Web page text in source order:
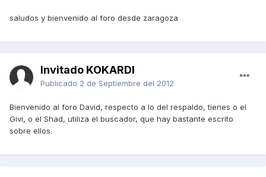
saludos y bienvenido al foro desde zaragoza
Invitado KOKARDI
Publicado 2 de Septiembre del 2012
Bienvenido al foro David, respecto a lo del respaldo, tienes o el
Givi, o el Shad, utiliza el buscador, que hay bastante escrito
sobre ellos.